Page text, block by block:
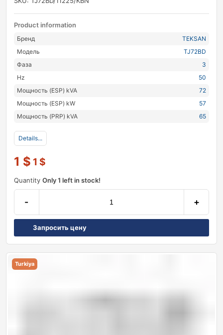
Product information
Бренд
TEKSAN
Модель
TJ72BD
Фаза
3
Hz
50
Мощность (ESP) kVA
72
Мощность (ESP) kW
57
Мощность (PRP) kVA
65
Details...
1 $ 1 $
Quantity Only 1 left in stock!
- +
Запросить цену
Turkiya